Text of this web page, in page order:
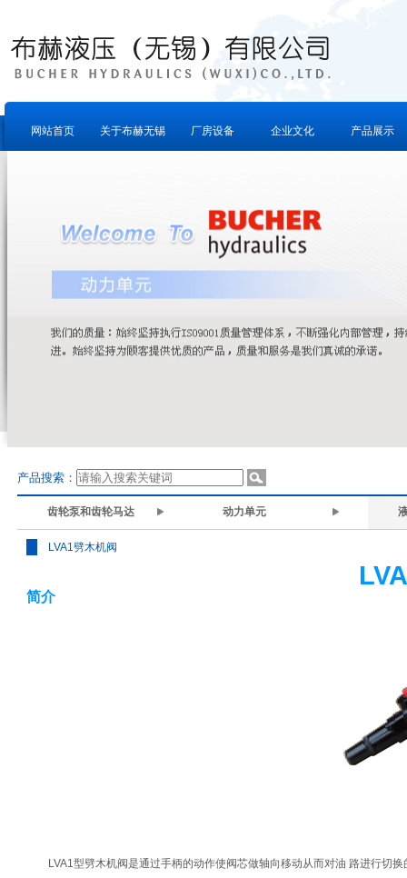
网站首页 关于布赫无锡 厂房设备 企业文化 产品展示
产品搜索：
齿轮泵和齿轮马达 动力单元
LVA1劈木机阀
简介
LVA1型劈木机阀是通过手柄的动作使阀芯做轴向移动从而对油 路进行切换